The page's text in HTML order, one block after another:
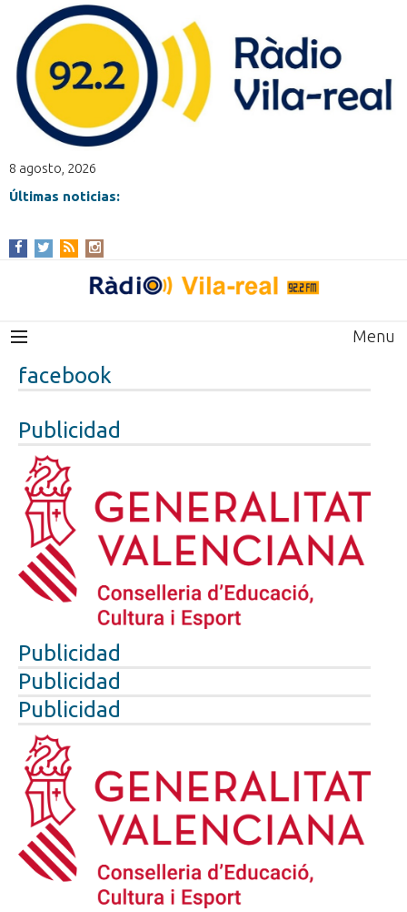
8 agosto, 2026
Últimas noticias:
Menu
facebook
Publicidad
Publicidad
Publicidad
Publicidad